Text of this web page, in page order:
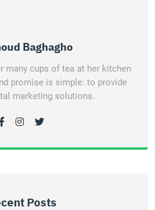
Baghagho
many cups of tea at her kitchen
promise is simple: to provide
marketing solutions.
Posts